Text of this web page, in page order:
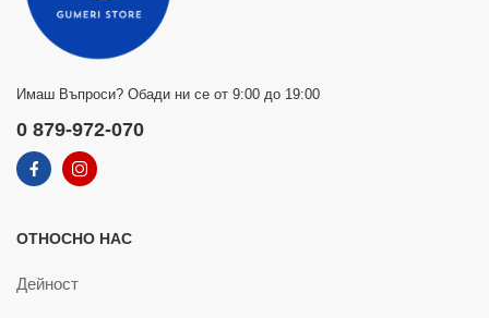
Имаш Въпроси? Обади ни се от 9:00 до 19:00
0 879-972-070
ОТНОСНО НАС
Дейност